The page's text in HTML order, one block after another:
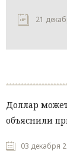
21
Доллар
объяснили
03 декабря